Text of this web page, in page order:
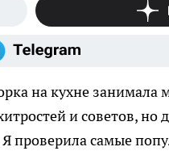
на кухне
и советов, но
проверила самые